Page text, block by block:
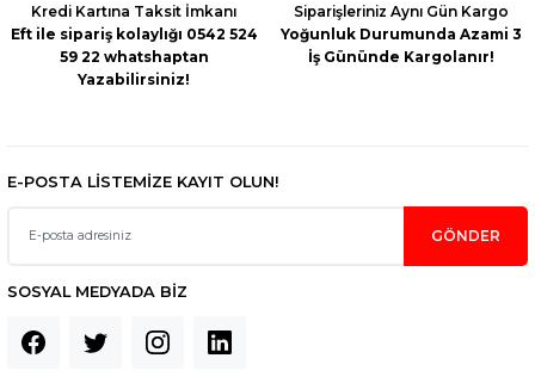
Kredi Kartına Taksit İmkanı
Eft ile sipariş kolaylığı 0542 524
59 22 whatshaptan
Yazabilirsiniz!
Siparişleriniz Aynı Gün Kargo
Yoğunluk Durumunda Azami 3
İş Gününde Kargolanır!
E-POSTA LİSTEMİZE KAYIT OLUN!
GÖNDER
SOSYAL MEDYADA BİZ